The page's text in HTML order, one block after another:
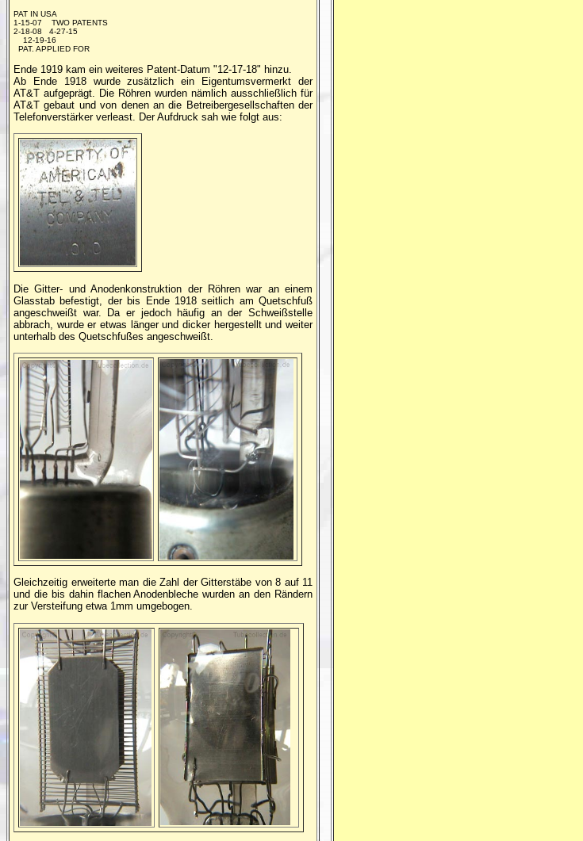
PAT IN USA
1-15-07 TWO PATENTS
2-18-08 4-27-15
12-19-16
PAT. APPLIED FOR
Ende 1919 kam ein weiteres Patent-Datum "12-17-18" hinzu.
Ab Ende 1918 wurde zusätzlich ein Eigentumsvermerkt der
AT&T aufgeprägt. Die Röhren wurden nämlich ausschließlich für
AT&T gebaut und von denen an die Betreibergesellschaften der
Telefonverstärker verleast. Der Aufdruck sah wie folgt aus:
Die Gitter- und Anodenkonstruktion der Röhren war an einem
Glasstab befestigt, der bis Ende 1918 seitlich am Quetschfuß
angeschweißt war. Da er jedoch häufig an der Schweißstelle
abbrach, wurde er etwas länger und dicker hergestellt und weiter
unterhalb des Quetschfußes angeschweißt.
Gleichzeitig erweiterte man die Zahl der Gitterstäbe von 8 auf 11
und die bis dahin flachen Anodenbleche wurden an den Rändern
zur Versteifung etwa 1mm umgebogen.